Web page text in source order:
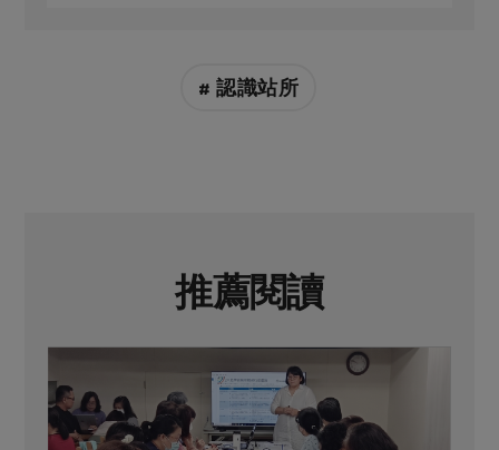
# 認識站所
推薦閱讀